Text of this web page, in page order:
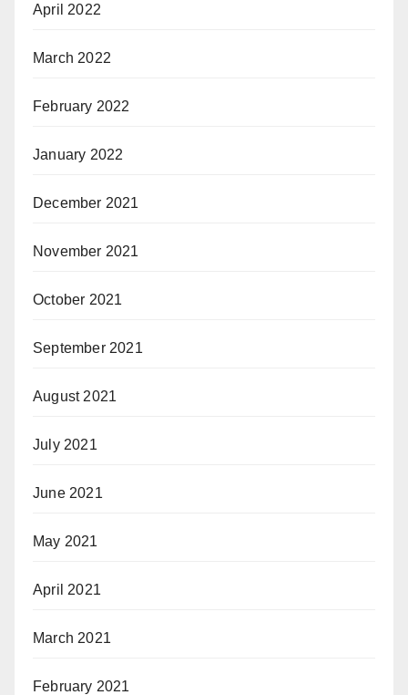
April 2022
March 2022
February 2022
January 2022
December 2021
November 2021
October 2021
September 2021
August 2021
July 2021
June 2021
May 2021
April 2021
March 2021
February 2021